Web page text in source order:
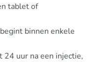
tablet of
binnen enkele
24 uur na een injectie,